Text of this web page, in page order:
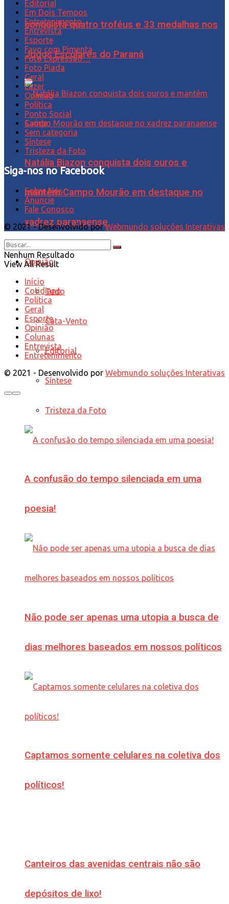
conquista quatro troféus e 33 medalhas nos
Jogos Escolares do Paraná
Natália Biazon conquista dois ouros e
mantém Campo Mourão em destaque no
xadrez paranaense
Opinião
Tudo
Cata-Vento
Editorial
Síntese
Tristeza da Foto
A confusão do tempo silenciada em uma
poesia!
Não pode ser apenas uma utopia a busca de
dias melhores baseados em nossos políticos
Captamos somente celulares na coletiva dos
políticos!
Canteiros das avenidas centrais não são
depósitos de lixo!
Editorial
Em Dois Tempos
Entretenimento
Entrevista
Esporte
Favo com Pimenta
Foto Expressão…
Foto Piada
Geral
Lazer
Opinião
Política
Ponto Social
Saúde
Sem categoria
Síntese
Tristeza da Foto
Siga-nos no Facebook
Sobre Nós
Anuncie
Fale Conosco
© 2021 - Desenvolvido porWebmundo soluções Interativas
Nenhum Resultado
View All Result
Início
Cotidiano
Política
Geral
Esporte
Opinião
Colunas
Entrevista
Entretenimento
© 2021 - Desenvolvido por Webmundo soluções Interativas